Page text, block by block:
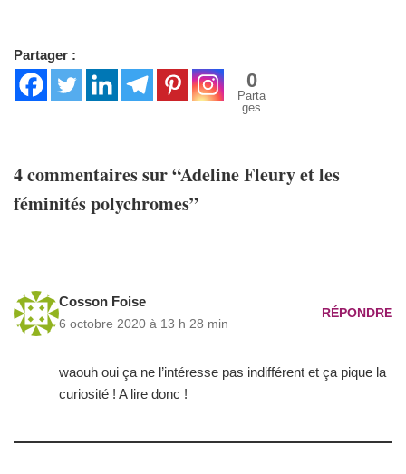
Partager :
0
Parta
ges
4 commentaires sur “Adeline Fleury et les
féminités polychromes”
Cosson Foise
6 octobre 2020 à 13 h 28 min
RÉPONDRE
waouh oui ça ne l’intéresse pas indifférent et ça pique la
curiosité ! A lire donc !